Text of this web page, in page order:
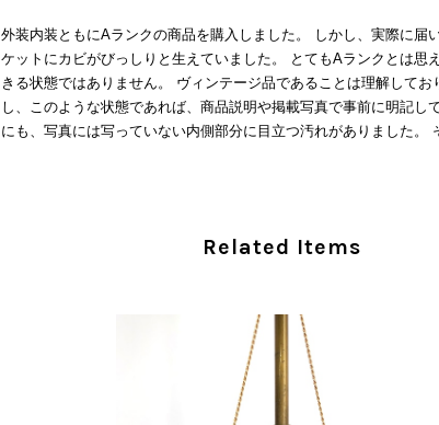
外装内装ともにAランクの商品を購入しました。 しかし、実際に
ケットにカビがびっしりと生えていました。 とてもAランクとは
きる状態ではありません。 ヴィンテージ品であることは理解して
し、このような状態であれば、商品説明や掲載写真で事前に明記
にも、写真には写っていない内側部分に目立つ汚れがありました
回の商品につきましては、当店よりご連絡のうえ、返
バッグは、外装と内装をそれぞれ確認し、個別にラン
の状態全体を判断しないためです。また、確認できた
す。 ご不快な思いをされた中で、率直なご意見をお寄
指摘を重く受け止め、まずは商品の状態を丁寧に確認
Related Items